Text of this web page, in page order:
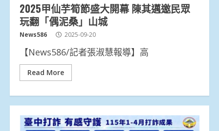
2025甲仙芋筍節盛大開幕 陳其邁邀民眾
玩翻「偶泥桑」山城
News586 2025-09-20
【News586/記者張淑慧報導】高
Read More